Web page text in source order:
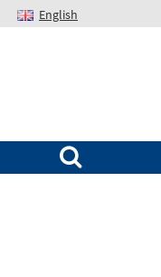
English
Suchen nach: